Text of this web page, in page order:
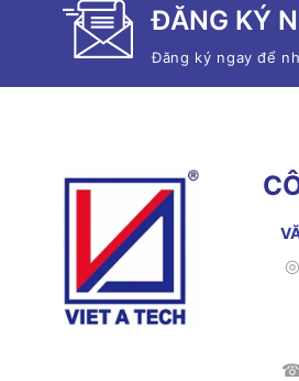
ĐĂNG KÝ
Đăng ký ngay để